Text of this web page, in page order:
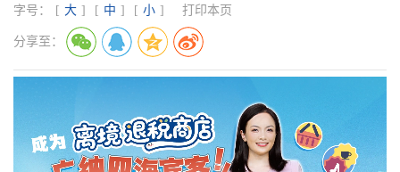
字号：
[ 大 ] [ 中 ] [ 小 ] 打印本页
分享至：